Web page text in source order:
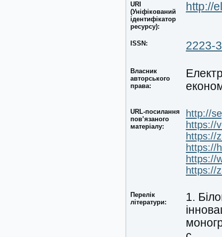
URI
(Уніфікований
ідентифікатор
ресурсу):
http://
ISSN: 2223-
Власник
авторського
права:
URL-посилання
пов’язаного
матеріалу:
http://
https://
https://
https://
https://
https://
Перелік
літератури:
1.